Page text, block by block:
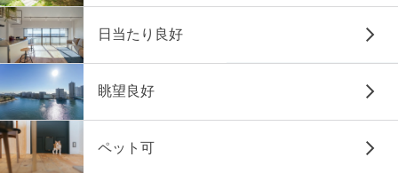
日当たり良好
眺望良好
ペット可